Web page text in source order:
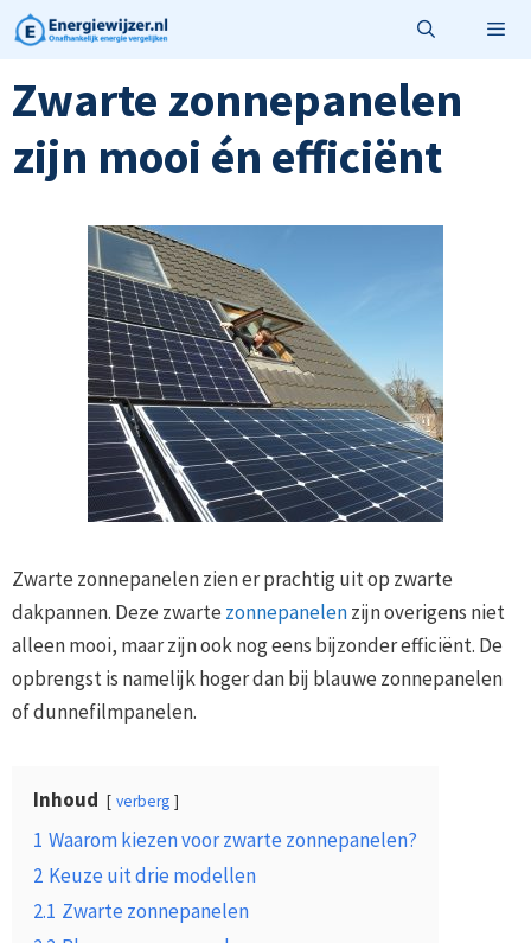
Ga
naar
de
inhoud
Zwarte zonnepanelen
zijn mooi én efficiënt
Zwarte zonnepanelen zien er prachtig uit op zwarte
dakpannen. Deze zwarte zonnepanelenzijn overigens niet
alleen mooi, maar zijn ook nog eens bijzonder efficiënt. De
opbrengst is namelijk hoger dan bij blauwe zonnepanelen
of dunnefilmpanelen.
Inhoud verberg
1 Waarom kiezen voor zwarte zonnepanelen?
2 Keuze uit drie modellen
2.1 Zwarte zonnepanelen